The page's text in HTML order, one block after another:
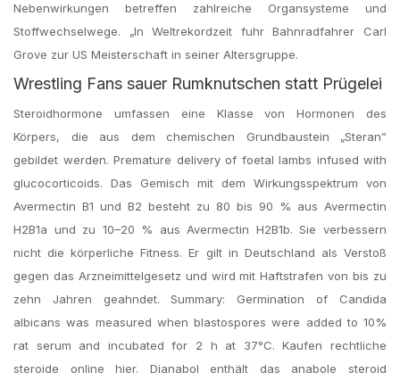
Nebenwirkungen betreffen zahlreiche Organsysteme und
Stoffwechselwege. „In Weltrekordzeit fuhr Bahnradfahrer Carl
Grove zur US Meisterschaft in seiner Altersgruppe.
Wrestling Fans sauer Rumknutschen statt Prügelei
Steroidhormone umfassen eine Klasse von Hormonen des
Körpers, die aus dem chemischen Grundbaustein „Steran”
gebildet werden. Premature delivery of foetal lambs infused with
glucocorticoids. Das Gemisch mit dem Wirkungsspektrum von
Avermectin B1 und B2 besteht zu 80 bis 90 % aus Avermectin
H2B1a und zu 10–20 % aus Avermectin H2B1b. Sie verbessern
nicht die körperliche Fitness. Er gilt in Deutschland als Verstoß
gegen das Arzneimittelgesetz und wird mit Haftstrafen von bis zu
zehn Jahren geahndet. Summary: Germination of Candida
albicans was measured when blastospores were added to 10%
rat serum and incubated for 2 h at 37°C. Kaufen rechtliche
steroide online hier. Dianabol enthält das anabole steroid